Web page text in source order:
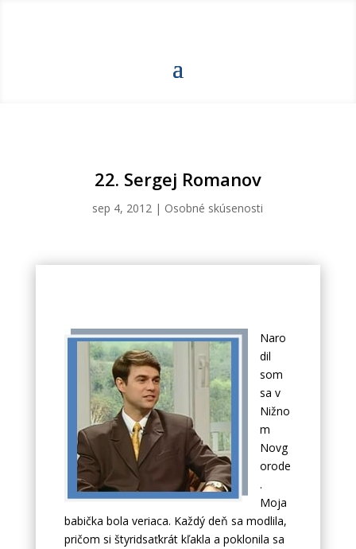
22. Sergej Romanov
sep 4, 2012 | Osobné skúsenosti
Naro
dil
som
sa v
Nižno
m
Novg
orode
.
Moja
babička bola veriaca. Každý deň sa modlila,
pričom si štyridsaťkrát kľakla a poklonila sa